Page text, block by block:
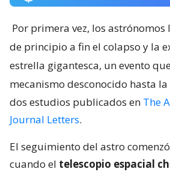
Por primera vez, los
de principio a fin el colapso y la
estrella gigantesca, un evento
mecanismo desconocido hasta la
dos estudios publicados en The
Journal Letters.
El seguimiento del astro
cuando el telescopio espacial